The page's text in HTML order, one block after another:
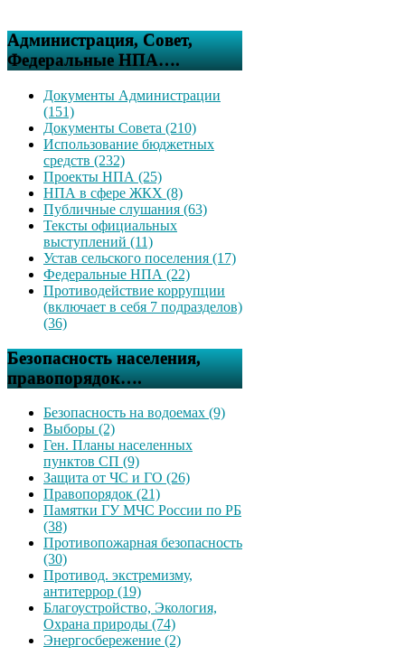
Администрация, Совет,
Федеральные НПА….
Документы Администрации
(151)
Документы Совета (210)
Использование бюджетных
средств (232)
Проекты НПА (25)
НПА в сфере ЖКХ (8)
Публичные слушания (63)
Тексты официальных
выступлений (11)
Устав сельского поселения (17)
Федеральные НПА (22)
Противодействие коррупции
(включает в себя 7 подразделов)
(36)
Безопасность населения,
правопорядок….
Безопасность на водоемах (9)
Выборы (2)
Ген. Планы населенных
пунктов СП (9)
Защита от ЧС и ГО (26)
Правопорядок (21)
Памятки ГУ МЧС России по РБ
(38)
Противопожарная безопасность
(30)
Противод. экстремизму,
антитеррор (19)
Благоустройство, Экология,
Охрана природы (74)
Энергосбережение (2)